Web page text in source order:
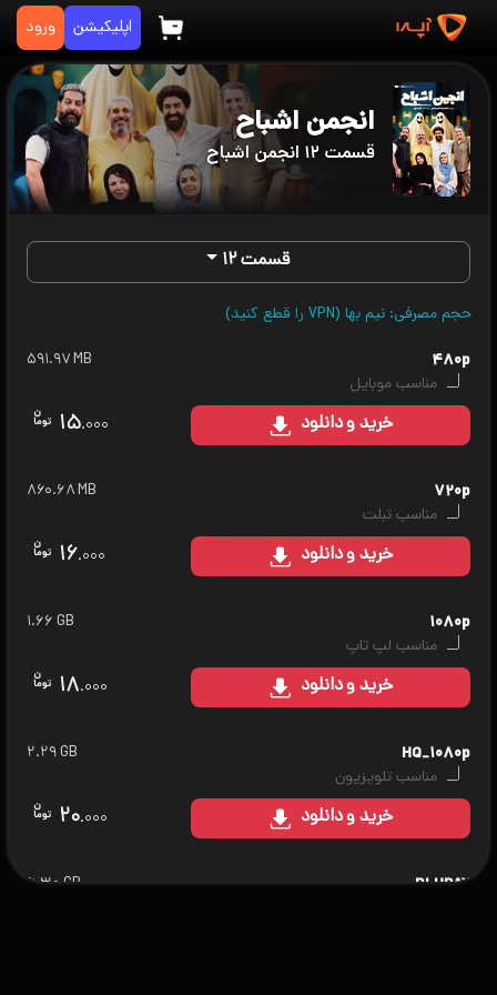
اپلیکیشن ورود
انجمن اشباح
قسمت ۱۲ انجمن اشباح
قسمت ۱۲
حجم مصرفی: نیم بها (VPN را قطع کنید)
۴۸۰p
مناسب موبایل
۵۹۱.۹۷ MB
خریدو دانلود ۱۵.۰۰۰
۷۲۰p
مناسب تبلت
۸۶۰.۶۸ MB
خریدو دانلود ۱۶.۰۰۰
۱۰۸۰p
مناسب لپ تاپ
۱.۶۶ GB
خریدو دانلود ۱۸.۰۰۰
HQ_۱۰۸۰p
مناسب تلویزیون
۲.۲۹ GB
خریدو دانلود ۲۰.۰۰۰
BLURAY
۶.۳۰ GB